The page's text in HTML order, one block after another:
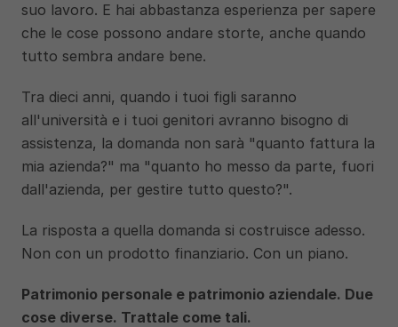
suo lavoro. E hai abbastanza esperienza per sapere
che le cose possono andare storte, anche quando
tutto sembra andare bene.
Tra dieci anni, quando i tuoi figli saranno
all'università e i tuoi genitori avranno bisogno di
assistenza, la domanda non sarà "quanto fattura la
mia azienda?" ma "quanto ho messo da parte, fuori
dall'azienda, per gestire tutto questo?".
La risposta a quella domanda si costruisce adesso.
Non con un prodotto finanziario. Con un piano.
Patrimonio personale e patrimonio aziendale. Due
cose diverse. Trattale come tali.